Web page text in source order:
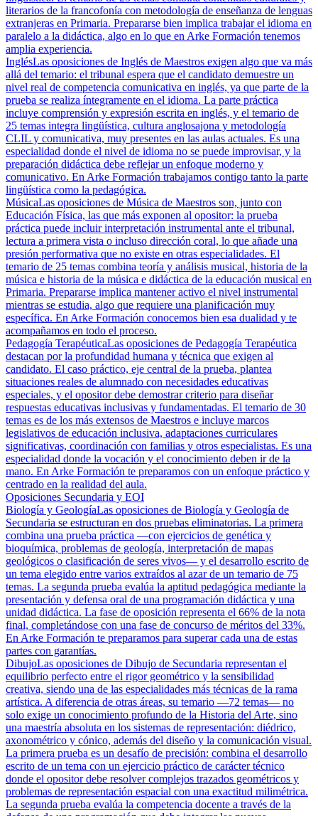
literarios de la francofonía con metodología de enseñanza de lenguas
extranjeras en Primaria. Prepararse bien implica trabajar el idioma en
paralelo a la didáctica, algo en lo que en Arke Formación tenemos
amplia experiencia.
InglésLas oposiciones de Inglés de Maestros exigen algo que va más
allá del temario: el tribunal espera que el candidato demuestre un
nivel real de competencia comunicativa en inglés, ya que parte de la
prueba se realiza íntegramente en el idioma. La parte práctica
incluye comprensión y expresión escrita en inglés, y el temario de
25 temas integra lingüística, cultura anglosajona y metodología
CLIL y comunicativa, muy presentes en las aulas actuales. Es una
especialidad donde el nivel de idioma no se puede improvisar, y la
preparación didáctica debe reflejar un enfoque moderno y
comunicativo. En Arke Formación trabajamos contigo tanto la parte
lingüística como la pedagógica.
MúsicaLas oposiciones de Música de Maestros son, junto con
Educación Física, las que más exponen al opositor: la prueba
práctica puede incluir interpretación instrumental ante el tribunal,
lectura a primera vista o incluso dirección coral, lo que añade una
presión performativa que no existe en otras especialidades. El
temario de 25 temas combina teoría y análisis musical, historia de la
música e historia de la música e didáctica de la educación musical en
Primaria. Prepararse implica mantener activo el nivel instrumental
mientras se estudia, algo que requiere una planificación muy
específica. En Arke Formación conocemos bien esa dualidad y te
acompañamos en todo el proceso.
Pedagogía TerapéuticaLas oposiciones de Pedagogía Terapéutica
destacan por la profundidad humana y técnica que exigen al
candidato. El caso práctico, eje central de la prueba, plantea
situaciones reales de alumnado con necesidades educativas
especiales, y el opositor debe demostrar criterio para diseñar
respuestas educativas inclusivas y fundamentadas. El temario de 30
temas es de los más extensos de Maestros e incluye marcos
legislativos de educación inclusiva, adaptaciones curriculares
significativas, coordinación con familias y otros especialistas. Es una
especialidad donde la vocación y el conocimiento deben ir de la
mano. En Arke Formación te preparamos con un enfoque práctico y
centrado en la realidad del aula.
Oposiciones Secundaria y EOI
Biología y GeologíaLas oposiciones de Biología y Geología de
Secundaria se estructuran en dos pruebas eliminatorias. La primera
combina una prueba práctica —con ejercicios de genética y
bioquímica, problemas de geología, interpretación de mapas
geológicos o clasificación de seres vivos— y el desarrollo escrito de
un tema elegido entre varios extraídos al azar de un temario de 75
temas. La segunda prueba evalúa la aptitud pedagógica mediante la
presentación y defensa oral de una programación didáctica y una
unidad didáctica. La fase de oposición representa el 66% de la nota
final, completándose con una fase de concurso de méritos del 33%.
En Arke Formación te preparamos para superar cada una de estas
partes con garantías.
DibujoLas oposiciones de Dibujo de Secundaria representan el
equilibrio perfecto entre el rigor geométrico y la sensibilidad
creativa, siendo una de las especialidades más técnicas de la rama
artística. A diferencia de otras áreas, su temario —72 temas— no
solo exige un conocimiento profundo de la Historia del Arte, sino
una maestría absoluta en los sistemas de representación: diédrico,
axonométrico y cónico, además del diseño y la comunicación visual.
La primera prueba es un desafío de precisión: combina el desarrollo
escrito de un tema con un ejercicio práctico de carácter técnico
donde el opositor debe resolver complejos trazados geométricos y
problemas de representación espacial con una exactitud milimétrica.
La segunda prueba evalúa la competencia docente a través de la